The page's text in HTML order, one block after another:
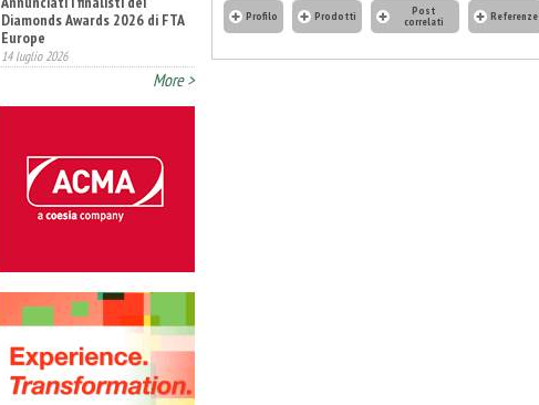
Profilo Prodotti Post
correlati Referenze
Diamonds Awards 2026 di FTA
Europe
14 luglio 2026
More >